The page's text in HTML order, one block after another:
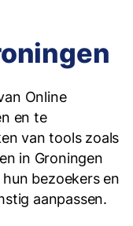
Online
en te
van tools zoals
in Groningen
bezoekers en
aanpassen.